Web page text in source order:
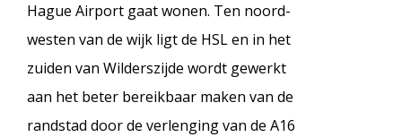
Hague Airport gaat wonen. Ten noord-
westen van de wijk ligt de HSL en in het
zuiden van Wilderszijde wordt gewerkt
aan het beter bereikbaar maken van de
randstad door de verlenging van de A16